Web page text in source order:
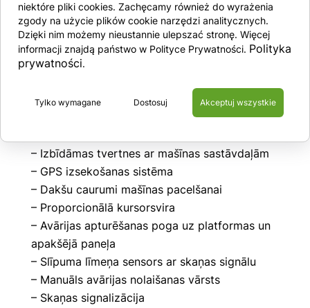
Aprīkojums
– Tērauda platforma (1,29 m x 70 cm)
– Izvelkams balkons
atveramiem vārtiem
– Slīdnes, lai samazinātu klīrensu, lai novērstu
– Izbīdāmas tvertnes ar mašīnas sastāvdaļām
– GPS izsekošanas sistēma
– Dakšu caurumi mašīnas pacelšanai
– Proporcionālā kursorsvira
– Avārijas apturēšanas poga uz platformas un
apakšējā paneļa
– Slīpuma līmeņa sensors ar skaņas signālu
– Manuāls avārijas nolaišanas vārsts
– Skaņas signalizācija
niektóre pliki cookies. Zachęcamy również do wyrażenia
zgody na użycie plików cookie narzędzi analitycznych.
Dzięki nim możemy nieustannie ulepszać stronę. Więcej
informacji znajdą państwo w Polityce Prywatności. Polityka
prywatności.
Dostosuj
Tylko wymagane Akceptuj wszystkie